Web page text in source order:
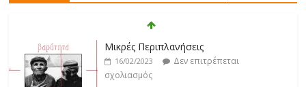
17/02/2023
Δεν επιτρέπεται
σχολιασμός
Δυνάμεις του Αιγαίου
15/02/2023
Δεν επιτρέπεται
σχολιασμός